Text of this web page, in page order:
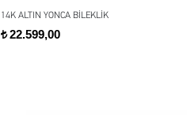
14K ALTIN YONCA BİLEKLİK
t22.599,00